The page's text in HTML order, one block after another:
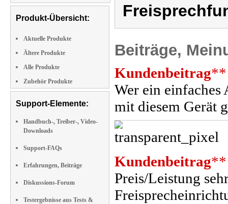
Produkt-Übersicht:
Aktuelle Produkte
Ältere Produkte
Alle Produkte
Zubehör Produkte
Support-Elemente:
Handbuch-, Treiber-, Video-
Downloads
Support-FAQs
Erfahrungen, Beiträge
Diskussions-Forum
Testergebnisse aus Tests &
Beiträge,
Kundenbeitrag**
Wer ein
mit diesem Gerät
Kundenbeitrag**
Preis/Leistung